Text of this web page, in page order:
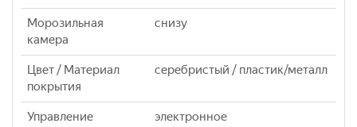
Морозильная
камера
снизу
Цвет / Материал
покрытия
серебристый / пластик/металл
Управление электронное